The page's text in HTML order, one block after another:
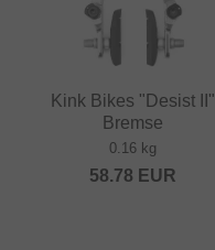
Kink Bikes "Desist II"
Bremse
0.16 kg
58.78 EUR